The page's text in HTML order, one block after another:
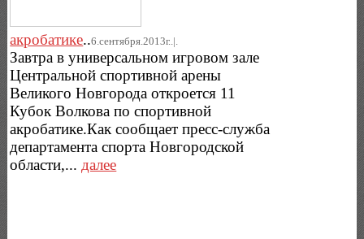
акробатике..6.сентября.2013г..|.
Завтра в универсальном игровом зале
Центральной спортивной арены
Великого Новгорода откроется 11
Кубок Волкова по спортивной
акробатике.Как сообщает пресс-служба
департамента спорта Новгородской
области,... далее